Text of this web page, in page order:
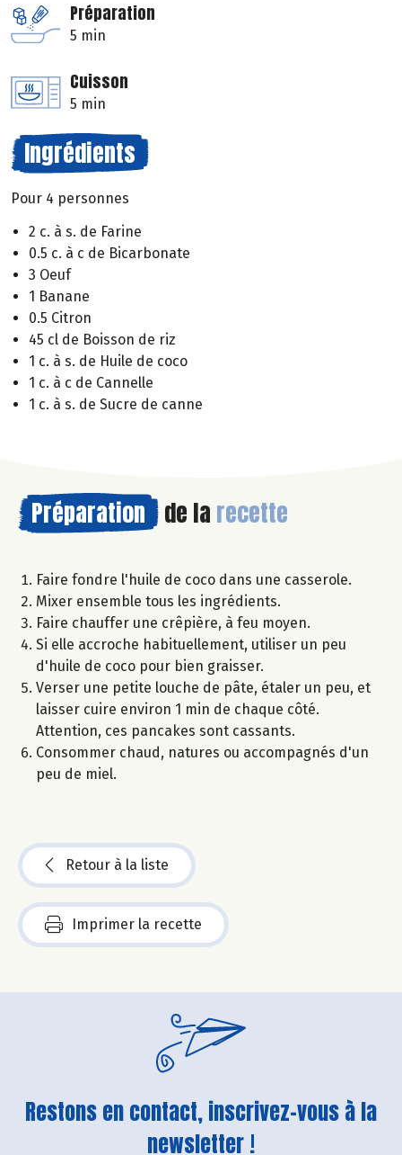
Préparation
5 min
Cuisson
5 min
Ingrédients
Pour 4 personnes
2 c. à s. de Farine
0.5 c. à c de Bicarbonate
3 Oeuf
1 Banane
0.5 Citron
45 cl de Boisson de riz
1 c. à s. de Huile de coco
1 c. à c de Cannelle
1 c. à s. de Sucre de canne
Préparation de la recette
Faire fondre l'huile de coco dans une casserole.
Mixer ensemble tous les ingrédients.
Faire chauffer une crêpière, à feu moyen.
Si elle accroche habituellement, utiliser un peu
d'huile de coco pour bien graisser.
Verser une petite louche de pâte, étaler un peu, et
laisser cuire environ 1 min de chaque côté.
Attention, ces pancakes sont cassants.
Consommer chaud, natures ou accompagnés d'un
peu de miel.
Retour à la liste
Imprimer la recette
Restons en contact, inscrivez-vous à la
newsletter !